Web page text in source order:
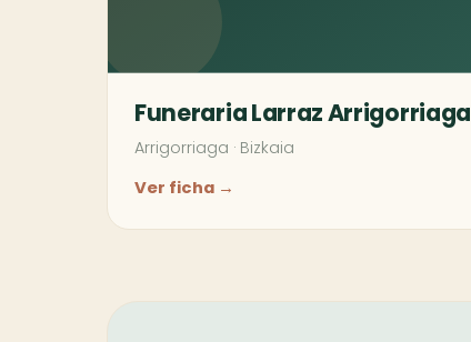
Funeraria Larraz Arrigorriaga
Arrigorriaga · Bizkaia
Ver ficha →